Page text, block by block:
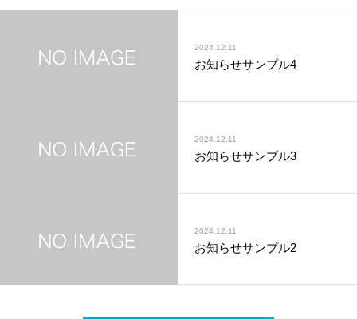
2024.12.11
お知らせサンプル4
2024.12.11
お知らせサンプル3
2024.12.11
お知らせサンプル2